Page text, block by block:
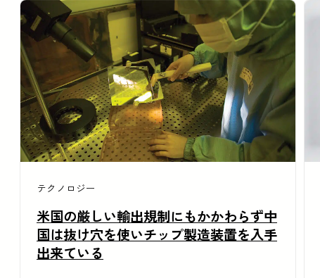
テクノロジー
米国の厳しい輸出規制にもかかわらず中
国は抜け穴を使いチップ製造装置を入手
出来ている